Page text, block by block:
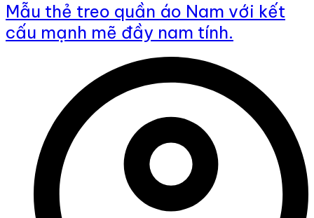
Mẫu thẻ treo quần áo Nam với kết
cấu mạnh mẽ đầy nam tính.